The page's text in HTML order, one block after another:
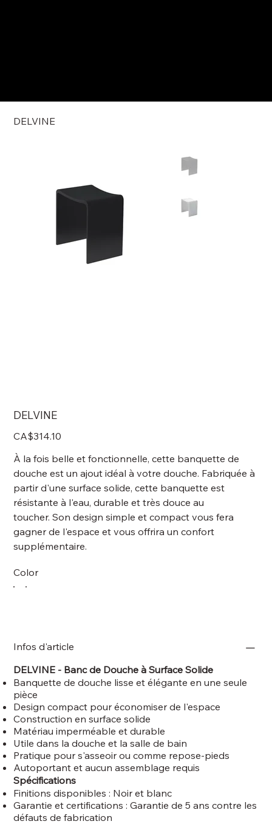
DELVINE
DELVINE
Price
CA$314.10
À la fois belle et fonctionnelle, cette banquette de
douche est un ajout idéal à votre douche. Fabriquée à
partir d'une surface solide, cette banquette est
résistante à l'eau, durable et très douce au
toucher. Son design simple et compact vous fera
gagner de l'espace et vous offrira un confort
supplémentaire.
Color
Infos d'article
DELVINE - Banc de Douche à Surface Solide
Banquette de douche lisse et élégante en une seule
pièce
Design compact pour économiser de l'espace
Construction en surface solide
Matériau imperméable et durable
Utile dans la douche et la salle de bain
Pratique pour s'asseoir ou comme repose-pieds
Autoportant et aucun assemblage requis
Spécifications
Finitions disponibles : Noir et blanc
Garantie et certifications : Garantie de 5 ans contre les
défauts de fabrication